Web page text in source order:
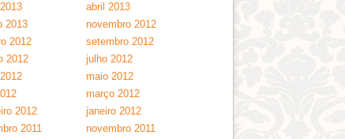
abril 2013
2013
novembro 2012
2012
setembro 2012
2012
julho 2012
maio 2012
março 2012
2012
janeiro 2012
2011
novembro 2011